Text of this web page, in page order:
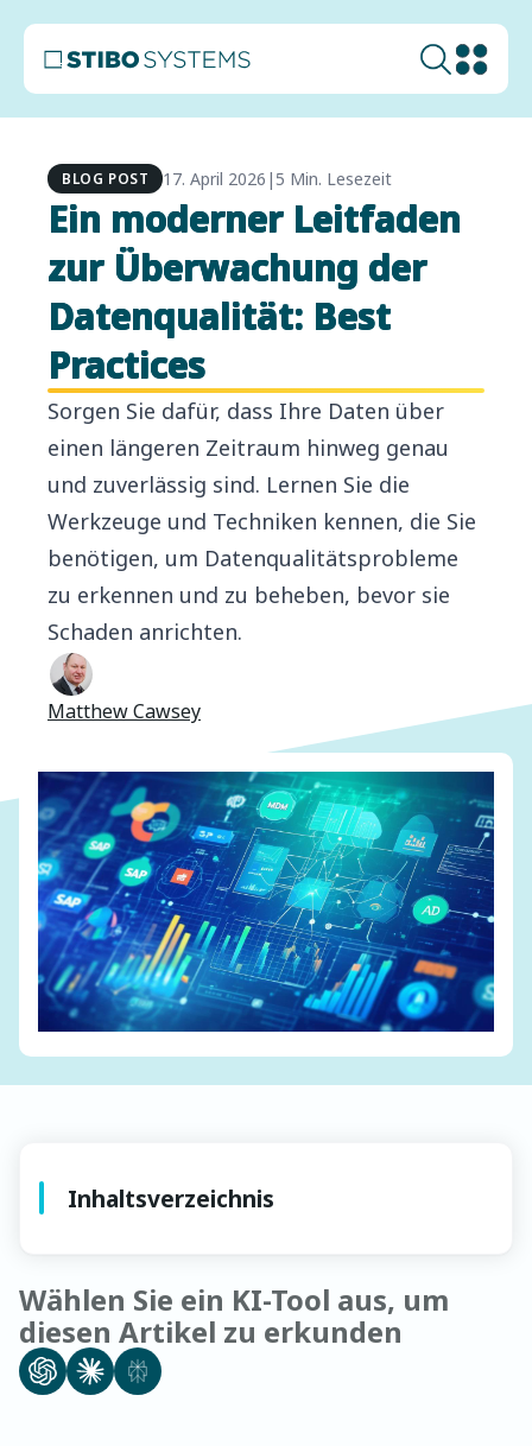
BLOG POST 17. April 2026 |5 Min. Lesezeit
Ein moderner Leitfaden
zur Überwachung der
Datenqualität: Best
Practices
Sorgen Sie dafür, dass Ihre Daten über
einen längeren Zeitraum hinweg genau
und zuverlässig sind. Lernen Sie die
Werkzeuge und Techniken kennen, die Sie
benötigen, um Datenqualitätsprobleme
zu erkennen und zu beheben, bevor sie
Schaden anrichten.
Matthew Cawsey
Inhaltsverzeichnis
Wählen Sie ein KI-Tool aus, um
diesen Artikel zu erkunden